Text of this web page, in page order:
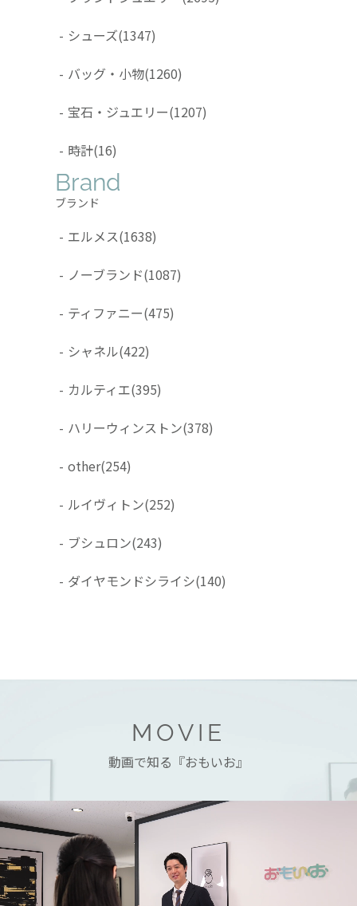
- シューズ(1347)
- バッグ・小物(1260)
- 宝石・ジュエリー(1207)
- 時計(16)
Brand
ブランド
- エルメス(1638)
- ノーブランド(1087)
- ティファニー(475)
- シャネル(422)
- カルティエ(395)
- ハリーウィンストン(378)
- other(254)
- ルイヴィトン(252)
- ブシュロン(243)
- ダイヤモンドシライシ(140)
MOVIE
動画で知る『おもいお』